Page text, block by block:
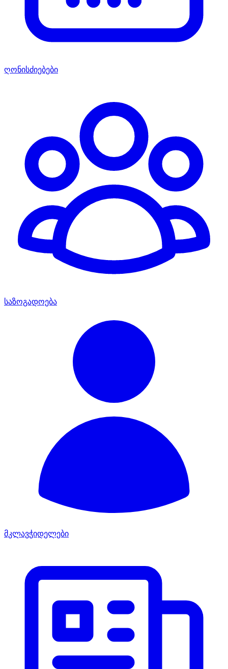
ღონისძიებები
საზოგადოება
მკლავჭიდელები